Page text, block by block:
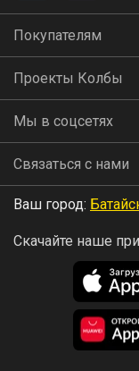
Покупателям
Проекты Колбы
Мы в соцсетях
Связаться с нами
Ваш город:
Скачайте наше